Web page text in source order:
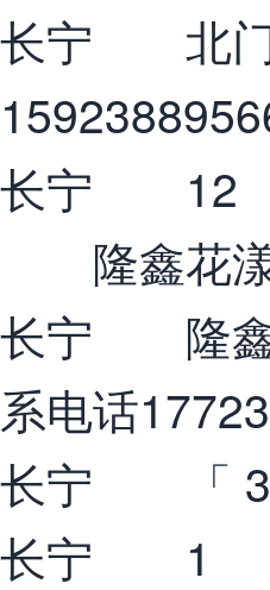
长宁 北门
长宁 12
隆鑫花漾
长宁 隆鑫
系电话
长宁 「 3
长宁 1